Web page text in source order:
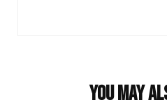
You may